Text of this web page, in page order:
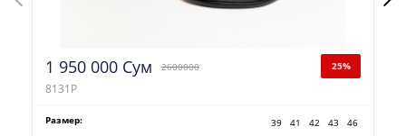
1 950 000 Сум 2600000 25%
8131P
Размер: 39 41 42 43 46